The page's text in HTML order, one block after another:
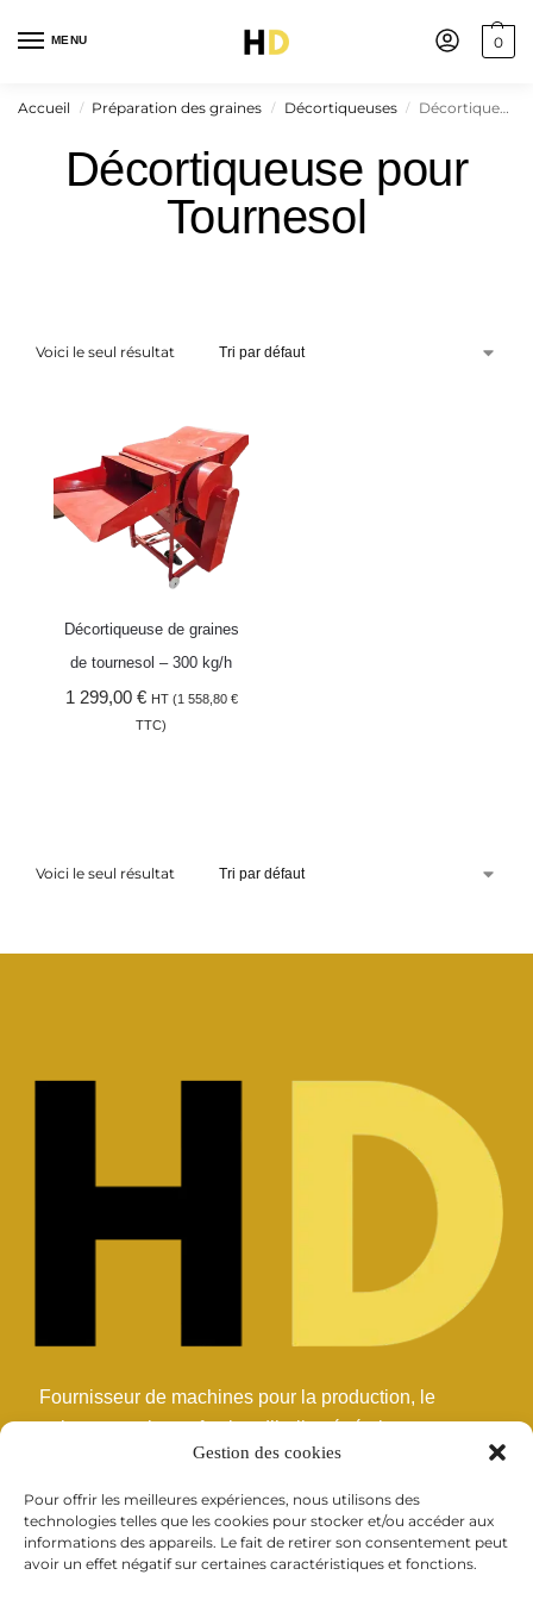
Gestion des cookies
Pour offrir les meilleures expériences, nous utilisons des
technologies telles que les cookies pour stocker et/ou accéder aux
informations des appareils. Le fait de retirer son consentement peut
avoir un effet négatif sur certaines caractéristiques et fonctions.
MENU 0
Accueil / Préparation des graines / Décortiqueuses / Décortiqueuse pour Tournesol
Décortiqueuse pour
Tournesol
Voici le seul résultat
Décortiqueuse de graines
de tournesol – 300 kg/h
1 299,00 € HT (1 558,80 €
TTC)
Voici le seul résultat
Fournisseur de machines pour la production, le
traitement et la confection d’huile végétale et
LIENS UTILES